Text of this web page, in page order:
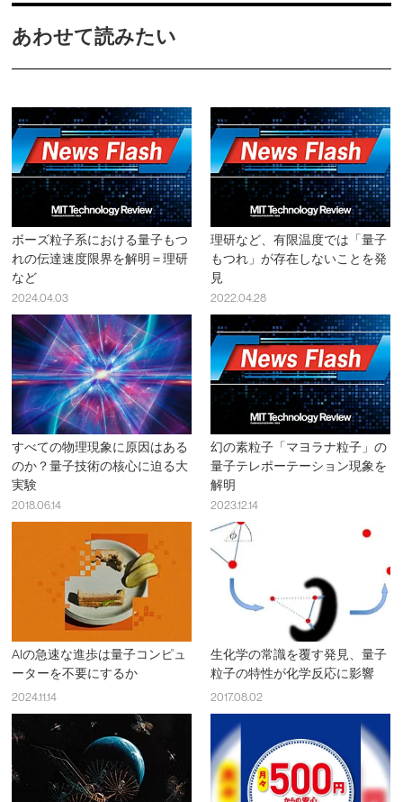
あわせて読みたい
ボーズ粒子系における量子もつ
れの伝達速度限界を解明＝理研
など
2024.04.03
理研など、有限温度では「量子
もつれ」が存在しないことを発
見
2022.04.28
すべての物理現象に原因はある
のか？量子技術の核心に迫る大
実験
2018.06.14
幻の素粒子「マヨラナ粒子」の
量子テレポーテーション現象を
解明
2023.12.14
AIの急速な進歩は量子コンピュ
ーターを不要にするか
2024.11.14
生化学の常識を覆す発見、量子
粒子の特性が化学反応に影響
2017.08.02